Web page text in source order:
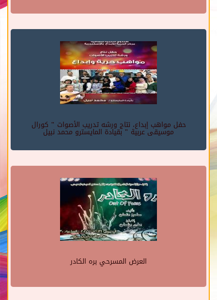
حفل مواهب إبداع، نتاج ورشه تدريب الأصوات " كورال
موسيقى عربية " بقيادة المايسترو محمد نبيل
العرض المسرحي بره الكادر